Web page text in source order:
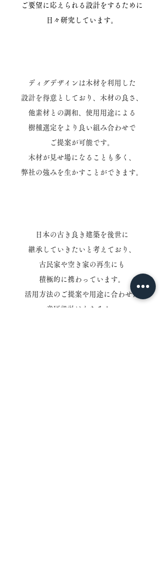
​ご要望に応えられる設計をするために
​日々研究しています。
ディグデザインは木材を利用した
設計を得意としており、 木材の良さ、
他素材との調和、 使用用途による
樹種選定を より良い組み合わせで
ご提案が可能です。
木材が見せ場になることも多く、
弊社の強みを生かすことができます。
日本の古き良き建築を後世に
継承していきたいと考えており、
古民家や空き家の再生にも
積極的に携わっています。
活用方法のご提案や用途に合わせた
意匠設計はもちろん、